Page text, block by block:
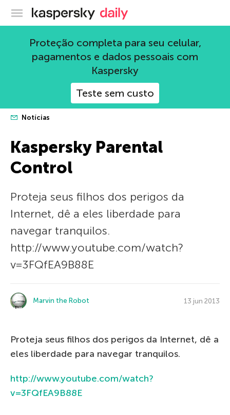
Blog oficial da Kaspersky
Proteção completa para seu celular,
pagamentos e dados pessoais com
Kaspersky
Teste sem custo
Notícias
Kaspersky Parental
Control
Proteja seus filhos dos perigos da
Internet, dê a eles liberdade para
navegar tranquilos.
http://www.youtube.com/watch?
v=3FQfEA9B88E
Marvin the Robot 13 jun 2013
Proteja seus filhos dos perigos da Internet, dê a
eles liberdade para navegar tranquilos.
http://www.youtube.com/watch?
v=3FQfEA9B88E